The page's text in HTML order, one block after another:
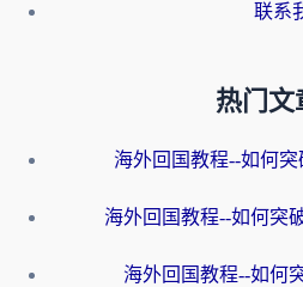
联系
热门文
海外回国教程--如何
海外回国教程--如何突
海外回国教程--如何